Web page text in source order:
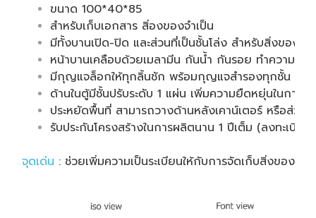
ขนาด 100*40*85
สำหรับเก็บเอกสาร สิ่องของจำเป็น
มีทั้งบานเปิด-ปิด และส่วนที่เป็นชั้นโล่ง สำหรับสิ่งของที่
หน้าบานเคลือบด้วยเมลามีน กันน้ำ กันรอย ทำความสะ
มีกุญแจล็อกให้ทุกลิ้นชัก พร้อมกุญแจสำรองทุกชั้น
ด้านในตู้มีชั้นปรับระดับ 1 แผ่น เพิ่มความยืดหยุ่นในการจั
ประหยัดพื้นที่ สามารถวางด้านหลังเคาน์เตอร์ หรือส่วน
รับประกันโครงสร้างในการผลิตนาน 1 ปีเต็ม (ลงทะเบีย
จุดเด่น : ช่วยเพิ่มความเป็นระเบียนให้กับการจัดเก็บสิ่งของ แล